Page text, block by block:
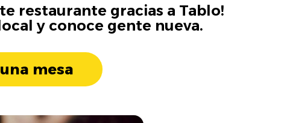
restaurante gracias a Tablo!
y conoce gente nueva.
mesa